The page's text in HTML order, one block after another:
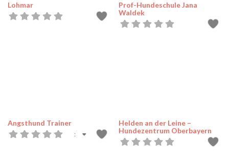
Lohmar
Prof-Hundeschule Jana
Waldek
Angsthund Trainer
:
Helden an der Leine –
Hundezentrum Oberbayern